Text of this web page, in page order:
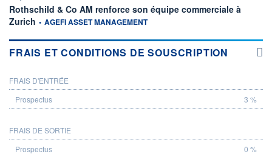
Rothschild & Co AM renforce son équipe commerciale à
Zurich information fournie par
• AGEFI ASSET MANAGEMENT
FRAIS ET CONDITIONS DE SOUSCRIPTION
PROSPECTUS
FRAIS D'ENTRÉE
3 %
FRAIS DE SORTIE
0 %